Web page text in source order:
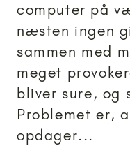
computer på
næsten ingen
sammen med
meget
bliver sure, og
Problemet er,
opdager...